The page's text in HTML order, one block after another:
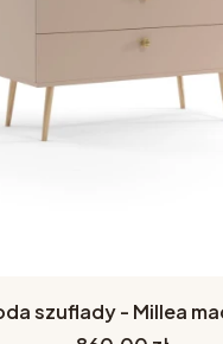
szuflady - Millea